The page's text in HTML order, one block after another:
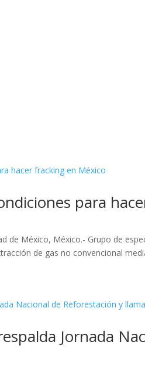
para
de México, México.- Grupo de
de gas no convencional
Jornada